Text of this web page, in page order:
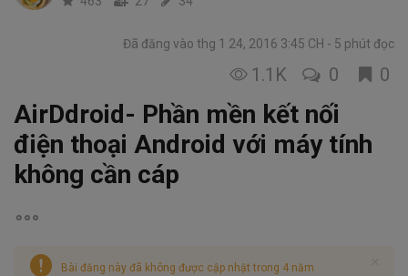
Đã đăng vào thg 1 24, 2016 3:45 CH 5 phút đọc
1.1K 0 0
AirDdroid- Phần mền kết nối
điện thoại Android với máy tính
không cần cáp
Bài đăng này đã không được cập nhật trong 4 năm